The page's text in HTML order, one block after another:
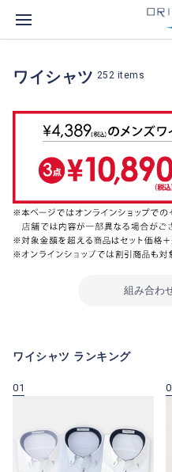
ワイシャツ 252 items
組み合わ
ワイシャツ ランキング
01